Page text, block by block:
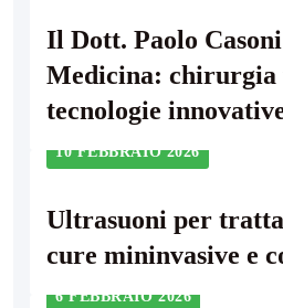
Il Dott. Paolo
Medicina: chirurgia
tecnologie
10 FEBBRAIO 2026
Ultrasuoni per
cure mininvasive e
6 FEBBRAIO 2026